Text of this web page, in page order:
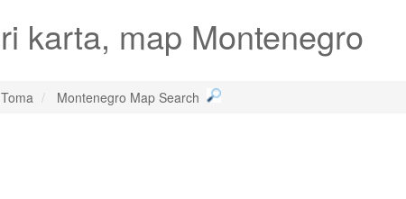
karta, map Montenegro
Montenegro Map Search